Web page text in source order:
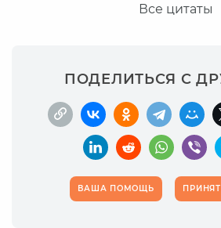
Все цитаты
ПОДЕЛИТЬСЯ С
ВАША ПОМОЩЬ